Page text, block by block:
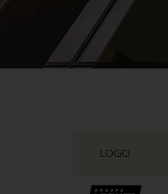
LOGO